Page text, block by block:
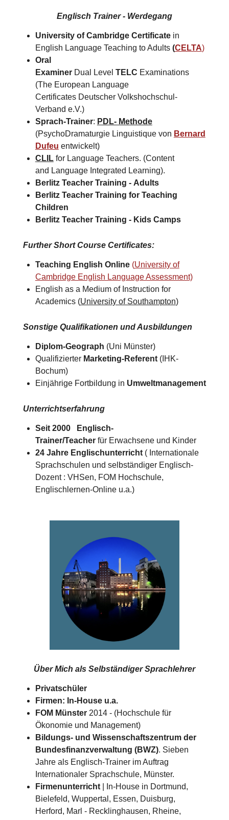
Englisch Trainer - Werdegang
University of Cambridge Certificatein
English Language Teaching to Adults (CELTA)
Oral
ExaminerDual Level TELC Examinations
(The European Language
Certificates Deutscher Volkshochschul-
Verband e.V.)
Sprach-Trainer: PDL- Methode
(PsychoDramaturgie Linguistique von Bernard
Dufeu entwickelt)
CLILfor Language Teachers. (Content
and Language Integrated Learning).
Berlitz Teacher Training - Adults
Berlitz Teacher Training for Teaching
Children
Berlitz Teacher Training - Kids Camps​
Further Short Course Certificates:
Teaching English Online(University of
Cambridge English Language Assessment)
English as a Medium of Instruction for
Academics (University of Southampton)​
Sonstige Qualifikationen und Ausbildungen
Diplom-Geograph (Uni Münster)
Qualifizierter Marketing-Referent(IHK-
Bochum)
Einjährige Fortbildung in Umweltmanagement
Unterrichtserfahrung
Seit 2000 Englisch-
Trainer/Teacherfür Erwachsene und Kinder
24 Jahre Englischunterricht( Internationale
Sprachschulen und selbständiger Englisch-
Dozent : VHSen, FOM Hochschule,
Englischlernen-Online u.a.)
Über Mich als Selbständiger Sprachlehrer
Privatschüler
Firmen: In-House u.a.
FOM Münster2014 - (Hochschule für
Ökonomie und Management)
Bildungs- und Wissenschaftszentrum der
Bundesfinanzverwaltung (BWZ). Sieben
Jahre als Englisch-Trainer im Auftrag
Internationaler Sprachschule, Münster.
Firmenunterricht| In-House in Dortmund,
Bielefeld, Wuppertal, Essen, Duisburg,
Herford, Marl - Recklinghausen, Rheine,